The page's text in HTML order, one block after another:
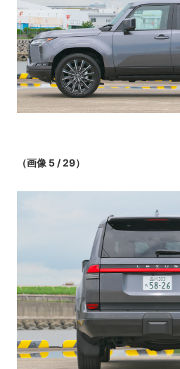
（画像 5 / 29）